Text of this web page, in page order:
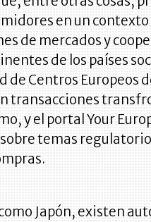
en un
de mercados y
de los países
de Centros Europeos
transacciones
y el portal Your
temas
Japón, existen